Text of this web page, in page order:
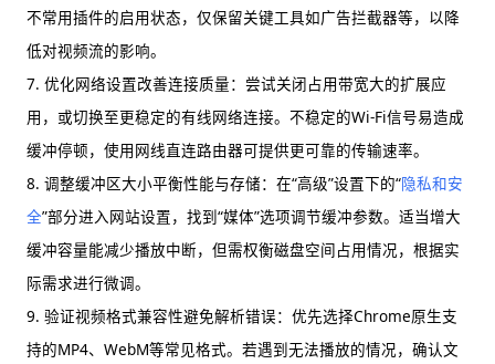
不常用插件的启用状态，仅保留关键工具如广告拦截器等，以降
低对视频流的影响。
7. 优化网络设置改善连接质量：尝试关闭占用带宽大的扩展应
用，或切换至更稳定的有线网络连接。不稳定的Wi-Fi信号易造成
缓冲停顿，使用网线直连路由器可提供更可靠的传输速率。
8. 调整缓冲区大小平衡性能与存储：在“高级”设置下的“隐私和安
全”部分进入网站设置，找到“媒体”选项调节缓冲参数。适当增大
缓冲容量能减少播放中断，但需权衡磁盘空间占用情况，根据实
际需求进行微调。
9. 验证视频格式兼容性避免解析错误：优先选择Chrome原生支
持的MP4、WebM等常见格式。若遇到无法播放的情况，确认文